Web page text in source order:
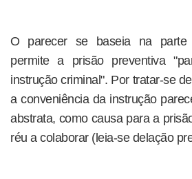
O parecer se baseia na parte
permite a prisão preventiva
instrução criminal". Por tratar-se
a conveniência da instrução
abstrata, como causa para a
réu a colaborar (leia-se delação